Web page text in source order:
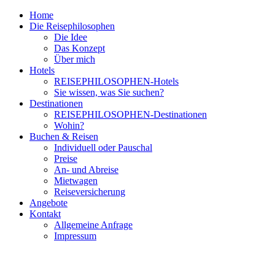
Home
Die Reisephilosophen
Die Idee
Das Konzept
Über mich
Hotels
REISEPHILOSOPHEN-Hotels
Sie wissen, was Sie suchen?
Destinationen
REISEPHILOSOPHEN-Destinationen
Wohin?
Buchen & Reisen
Individuell oder Pauschal
Preise
An- und Abreise
Mietwagen
Reiseversicherung
Angebote
Kontakt
Allgemeine Anfrage
Impressum